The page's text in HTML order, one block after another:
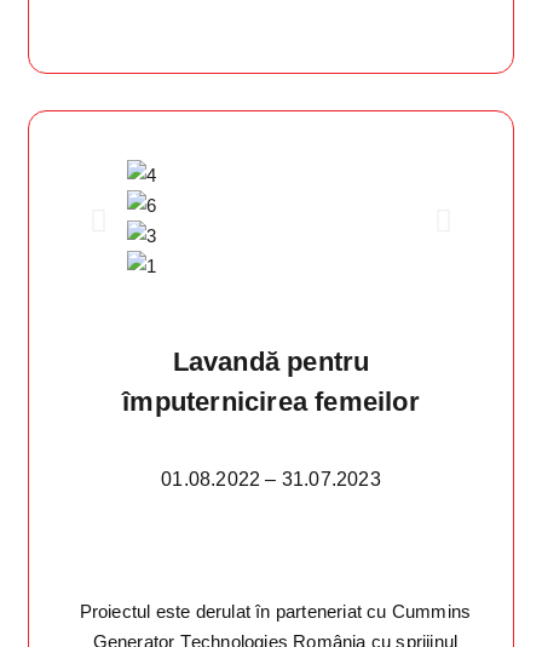
Lavandă pentru
împuternicirea femeilor
01.08.2022 – 31.07.2023
Proiectul este derulat în parteneriat cu Cummins
Generator Technologies România cu sprijinul